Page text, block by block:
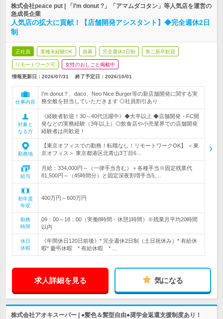
株式会社peace put | 「I’m donut ?」「アマムダコタン」等人気店を運営の
急成長企業
人気店の拡大に貢献！【店舗開発アシスタント】◆完全週休2日
制
正社員 業種未経験OK 急募 完全週休2日制 第二新卒歓迎
リモートワーク可 女性のおしごと掲載中
情報更新日：2026/07/31 終了予定日： 2026/10/01
仕事内容
I’m donut？、daco、Neo Nice Burger等の新店舗開発に関する実
務全般を担当していただきます ◎社員割引あり
対象と
なる方
《経験者歓迎！30～40代活躍中》◆大卒以上 ◆店舗開発・FC開
発などの実務経験（3年以上）◎飲食店や小売業界での店舗開発
経験者は尚歓迎！
勤務地
【東京オフィスでの勤務！転職なし！リモートワークOK】 ＜東
京オフィス＞ 東京都港区北青山3丁目6…
給与
月給：334,000円～（一律手当含む）＋各種手当※固定残業代
81,500円～（45時間分）と固定深夜割増手当5,…
初年度
年収
400万円～600万円
勤務
時間
09：00～18：00（実働8時間・休憩1時間）※残業月平均20時間
以内
休日
休暇
《年間休日120日前後》* 完全週休2日制（土日祝休み）* 有給休
暇* 慶弔休暇 * 有給休暇 * …
求人詳細を見る 気になる
株式会社アオキスーパー | ●髪色＆髪型自由●奨学金返還支援制度あり！